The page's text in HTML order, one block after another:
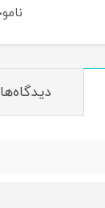
دیدگاه‌ها